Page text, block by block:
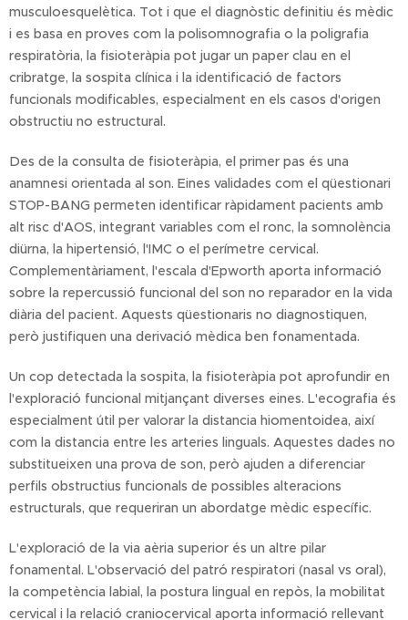
musculoesquelètica. Tot i que el diagnòstic definitiu és mèdic
i es basa en proves com la polisomnografia o la poligrafia
respiratòria, la fisioteràpia pot jugar un paper clau en el
cribratge, la sospita clínica i la identificació de factors
funcionals modificables, especialment en els casos d'origen
obstructiu no estructural.
Des de la consulta de fisioteràpia, el primer pas és una
anamnesi orientada al son. Eines validades com el qüestionari
STOP-BANG permeten identificar ràpidament pacients amb
alt risc d'AOS, integrant variables com el ronc, la somnolència
diürna, la hipertensió, l'IMC o el perímetre cervical.
Complementàriament, l'escala d'Epworth aporta informació
sobre la repercussió funcional del son no reparador en la vida
diària del pacient. Aquests qüestionaris no diagnostiquen,
però justifiquen una derivació mèdica ben fonamentada.
Un cop detectada la sospita, la fisioteràpia pot aprofundir en
l'exploració funcional mitjançant diverses eines. L'ecografia és
especialment útil per valorar la distancia hiomentoidea, així
com la distancia entre les arteries linguals. Aquestes dades no
substitueixen una prova de son, però ajuden a diferenciar
perfils obstructius funcionals de possibles alteracions
estructurals, que requeriran un abordatge mèdic específic.
L'exploració de la via aèria superior és un altre pilar
fonamental. L'observació del patró respiratori (nasal vs oral),
la competència labial, la postura lingual en repòs, la mobilitat
cervical i la relació craniocervical aporta informació rellevant